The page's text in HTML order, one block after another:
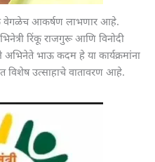
वेगळेच आकर्षण लाभणार आहे.
रिंकू राजगुरू आणि विनोदी
भाऊ कदम हे या कार्यक्रमांना
विशेष उत्साहाचे वातावरण आहे.